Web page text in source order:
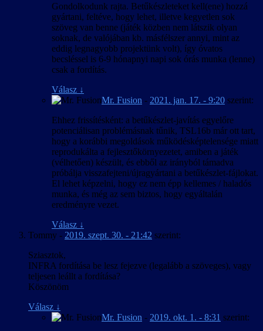
Gondolkodunk rajta. Betűkészleteket kell(ene) hozzá
gyártani, feltéve, hogy lehet, illetve kegyetlen sok
szöveg van benne (játék közben nem látszik olyan
soknak, de valójában kb. másfélszer annyi, mint az
eddig legnagyobb projektünk volt), így óvatos
becsléssel is 6-9 hónapnyi napi sok órás munka (lenne)
csak a fordítás.
Válasz ↓
Mr. Fusion - 2021. jan. 17. - 9:20 szerint:
Ehhez frissítésként: a betűkészlet-javítás egyelőre
potenciálisan problémásnak tűnik, TSL16b már ott tart,
hogy a korábbi megoldások működésképtelensége miatt
reprodukálta a fejlesztőkörnyezetet, amiben a játék
(vélhetően) készült, és ebből az irányból támadva
próbálja visszafejteni/újragyártani a betűkészlet-fájlokat.
El lehet képzelni, hogy ez nem épp kellemes / haladós
munka, és még az sem biztos, hogy egyáltalán
eredményre vezet.
Válasz ↓
Tommy - 2019. szept. 30. - 21:42 szerint:
Sziasztok,
INFRA fordítása be lesz fejezve (legalább a szöveges), vagy
teljesen leállt a fordítása?
Köszönöm
Válasz ↓
Mr. Fusion - 2019. okt. 1. - 8:31 szerint: